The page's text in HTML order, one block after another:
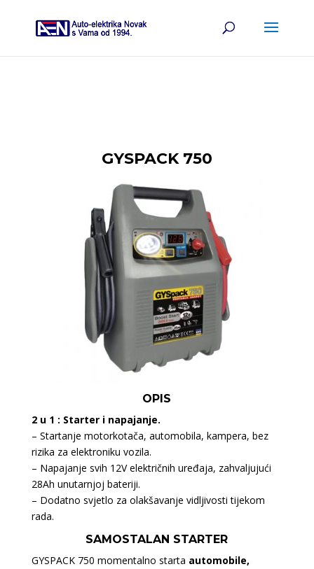
GYSPACK 750
OPIS
2 u 1 : Starter i napajanje.
– Startanje motorkotača, automobila, kampera, bez
rizika za elektroniku vozila.
– Napajanje svih 12V električnih uređaja, zahvaljujući
28Ah unutarnjoj bateriji.
– Dodatno svjetlo za olakšavanje vidljivosti tijekom
rada.
SAMOSTALAN STARTER
GYSPACK 750 momentalno starta automobile,